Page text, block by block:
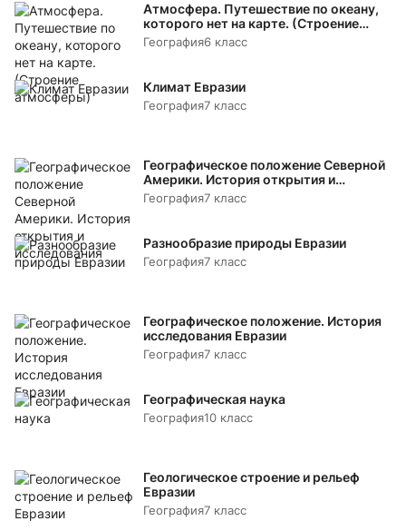
Атмосфера. Путешествие по океану,
которого нет на карте. (Строение
атмосферы)
География6 класс
Климат Евразии
География7 класс
Географическое положение Северной
Америки. История открытия и
исследования
География7 класс
Разнообразие природы Евразии
География7 класс
Географическое положение. История
исследования Евразии
География7 класс
Географическая наука
География10 класс
Геологическое строение и рельеф
Евразии
География7 класс